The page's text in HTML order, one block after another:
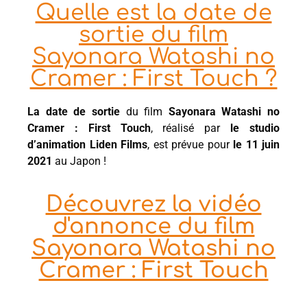
Quelle est la date de
sortie du film
Sayonara Watashi no
Cramer : First Touch ?
La date de sortiedu film Sayonara Watashi no
Cramer : First Touch, réalisé par
le studio
d’animation Liden Films, est prévue pour le 11 juin
2021 au Japon !
Découvrez la vidéo
d'annonce du film
Sayonara Watashi no
Cramer : First Touch